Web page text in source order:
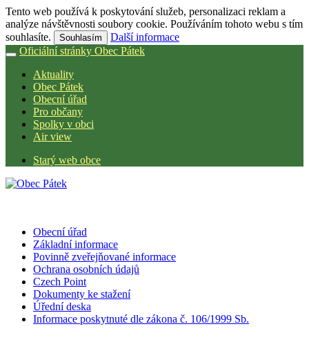
Tento web používá k poskytování služeb, personalizaci reklam a
analýze návštěvnosti soubory cookie. Používáním tohoto webu s tím
souhlasíte.
Souhlasím
Další informace
Oficiální stránky Obec Pátek
Aktuality
Obec Pátek
Obecní úřad
Pro občany
Spolky v obci
Air view
Starý web obce
Obecní úřad
Základní informace
Povinně zveřejňované informace
Ochrana osobních údajů
Czech Point
Dokumenty ke stažení
Úřední deska
Informace poskytnuté dle zákona č. 106/1999 Sb.